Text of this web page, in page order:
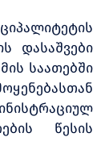
დასაშვები
საათებში
წესის